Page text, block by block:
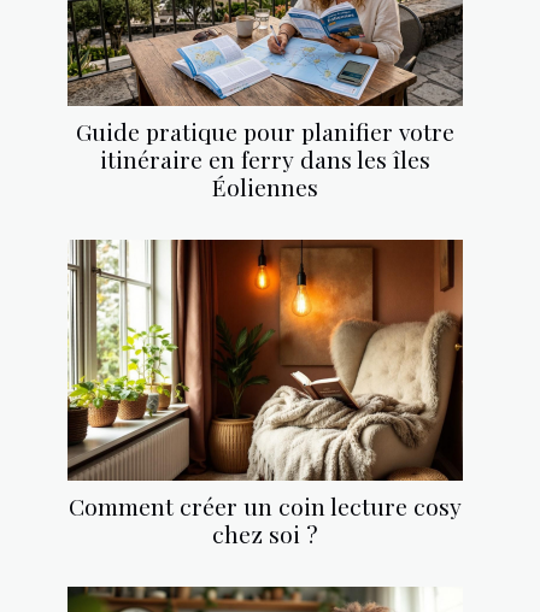
Guide pratique pour planifier votre
itinéraire en ferry dans les îles
Éoliennes
Comment créer un coin lecture cosy
chez soi ?